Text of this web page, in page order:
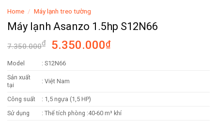
Home / Máy lạnh treo tường
Máy lạnh Asanzo 1.5hp S12N66
7.350.000₫ 5.350.000₫
Model
: S12N66
Sản xuất
tại
: Việt Nam
Công suất
: 1,5 ngựa (1,5 HP)
Sử dụng
: Thể tích phòng :40-60 m³ khí